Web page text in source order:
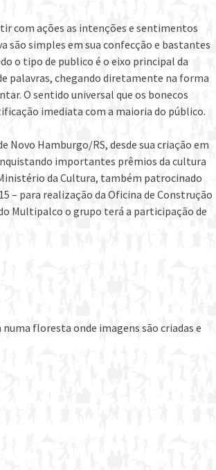
com ações as intenções e sentimentos
são simples em sua confecção e bastantes
o tipo de publico é o eixo principal da
palavras, chegando diretamente na forma
O sentido universal que os bonecos
imediata com a maioria do público.
Novo Hamburgo/RS, desde sua criação em
importantes prêmios da cultura
da Cultura, também patrocinado
– para realização da Oficina de Construção
Multipalco o grupo terá a participação de
floresta onde imagens são criadas e